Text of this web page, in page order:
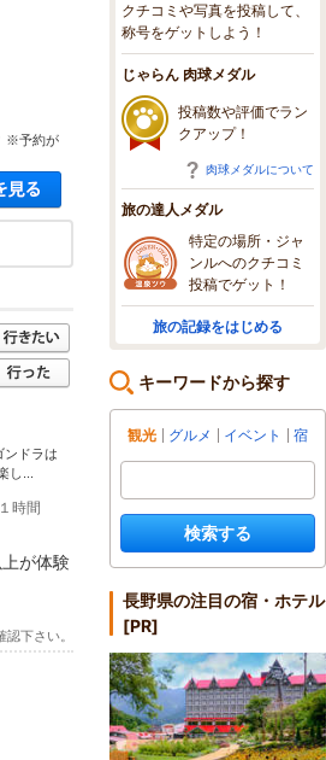
※予約が
空き状況・料金を見る
ンドラは
し...
時間
上が体験
下さい。
クチコミや写真を投稿して、
称号をゲットしよう！
じゃらん 肉球メダル
投稿数や評価でラン
クアップ！
肉球メダルについて
旅の達人メダル
特定の場所・ジャ
ンルへのクチコミ
投稿でゲット！
旅の記録をはじめる
キーワードから探す
観光 グルメ イベント 宿
検索する
長野県の注目の宿・ホテル
[PR]